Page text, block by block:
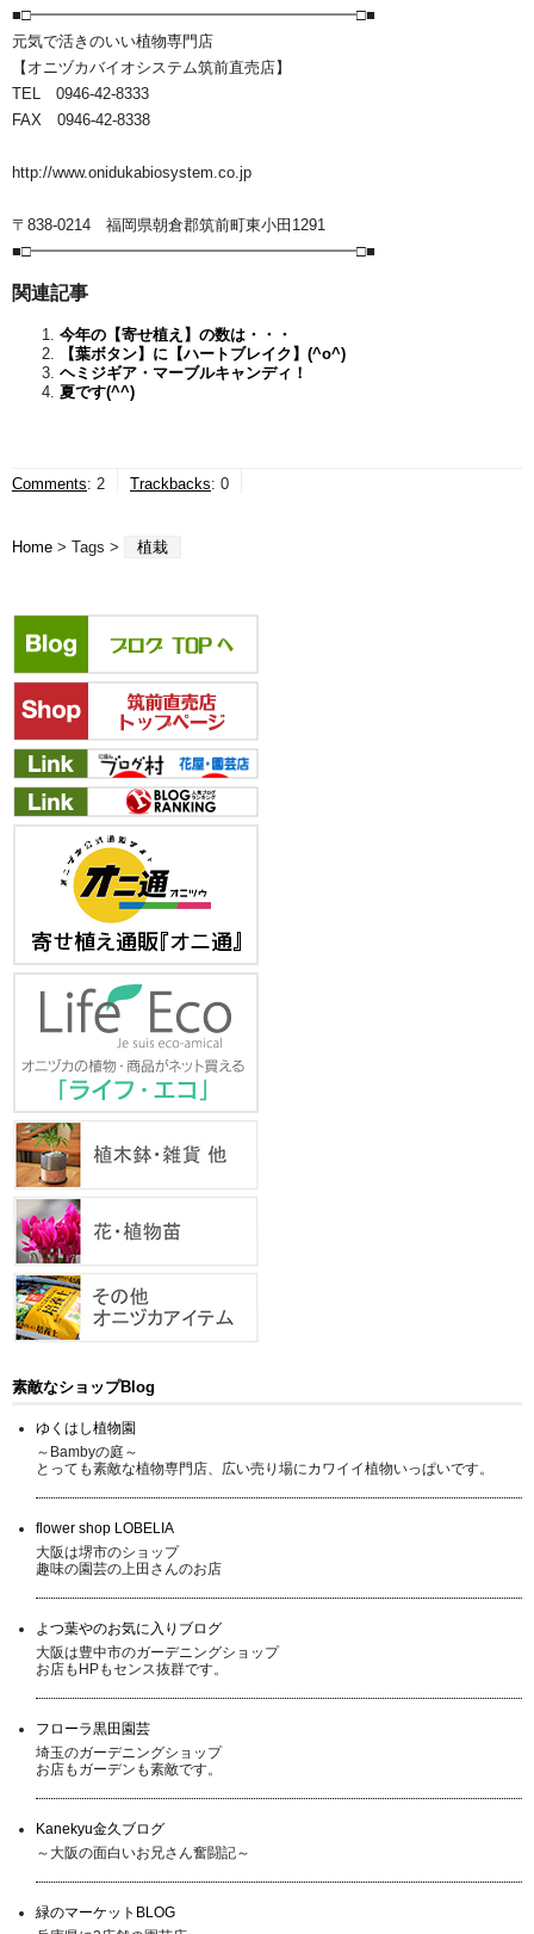
■□━━━━━━━━━━━━━━━━━━━━━□■
元気で活きのいい植物専門店
【オニヅカバイオシステム筑前直売店】
TEL 0946-42-8333
FAX 0946-42-8338
http://www.onidukabiosystem.co.jp
〒838-0214 福岡県朝倉郡筑前町東小田1291
■□━━━━━━━━━━━━━━━━━━━━━□■
関連記事
今年の【寄せ植え】の数は・・・
【葉ボタン】に【ハートブレイク】(^o^)
ヘミジギア・マーブルキャンディ！
夏です(^^)
Comments: 2 Trackbacks: 0
Home > Tags > 植栽
素敵なショップBlog
ゆくはし植物園
～Bambyの庭～
とっても素敵な植物専門店、広い売り場にカワイイ植物いっぱいです。
flower shop LOBELIA
大阪は堺市のショップ
趣味の園芸の上田さんのお店
よつ葉やのお気に入りブログ
大阪は豊中市のガーデニングショップ
お店もHPもセンス抜群です。
フローラ黒田園芸
埼玉のガーデニングショップ
お店もガーデンも素敵です。
Kanekyu金久ブログ
～大阪の面白いお兄さん奮闘記～
緑のマーケットBLOG